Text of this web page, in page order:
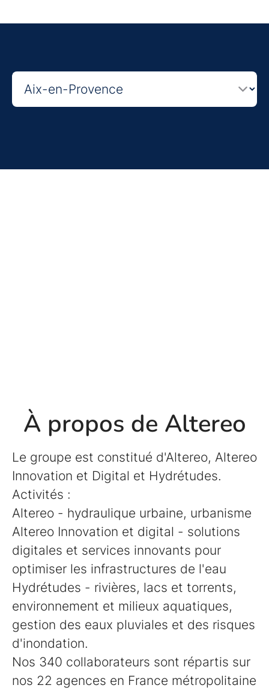
À propos de Altereo
Le groupe est constitué d'Altereo, Altereo
Innovation et Digital et Hydrétudes.
Activités :
Altereo - hydraulique urbaine, urbanisme
Altereo Innovation et digital - solutions
digitales et services innovants pour
optimiser les infrastructures de l'eau
Hydrétudes - rivières, lacs et torrents,
environnement et milieux aquatiques,
gestion des eaux pluviales et des risques
d'inondation.
Nos 340 collaborateurs sont répartis sur
nos 22 agences en France métropolitaine